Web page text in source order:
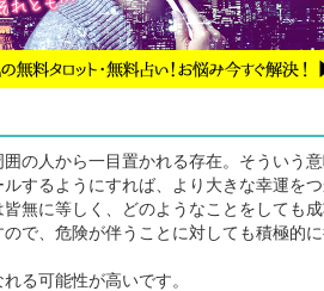
の人から一目置かれる存在。そういう
するようにすれば、より大きな幸運をつ
無に等しく、どのようなことをしても
で、危険が伴うことに対しても積極的
る可能性が高いです。